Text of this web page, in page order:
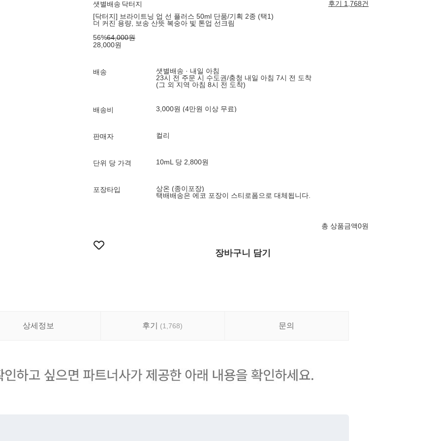
샛별배송 닥터지
후기 1,768건
[닥터지] 브라이트닝 업 선 플러스 50ml 단품/기획 2종 (택1)
더 커진 용량, 보송 산뜻 복숭아 빛 톤업 선크림
56%64,000원
28,000원
배송
샛별배송 · 내일 아침
23시 전 주문 시 수도권/충청 내일 아침 7시 전 도착
(그 외 지역 아침 8시 전 도착)
배송비 3,000원 (4만원 이상 무료)
판매자 컬리
단위 당 가격 10mL 당 2,800원
포장타입
상온 (종이포장)
택배배송은 에코 포장이 스티로폼으로 대체됩니다.
총 상품금액0원
장바구니 담기
상세정보 후기 (1,768) 문의